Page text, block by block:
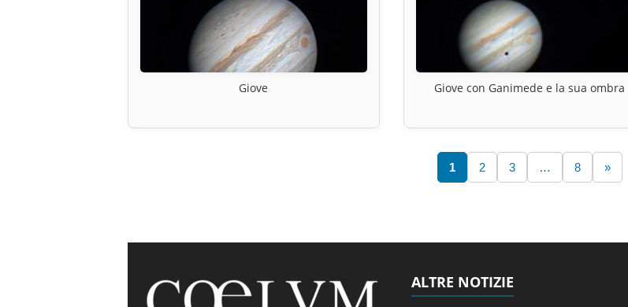
Giove Giove con Ganimede e la sua ombra
1 2 3 … 8 »
ALTRE NOTIZIE